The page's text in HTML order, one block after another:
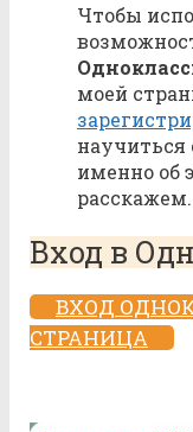
Чтобы
моей
научиться
именно об
расскажем.
Вход в
ВХОД
СТРАНИЦА